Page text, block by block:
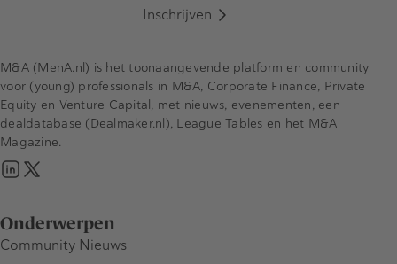
Inschrijven
Onderwerpen
Community Nieuws
M&A (MenA.nl) is het toonaangevende platform en community
voor (young) professionals in M&A, Corporate Finance, Private
Equity en Venture Capital, met nieuws, evenementen, een
dealdatabase (Dealmaker.nl), League Tables en het M&A
Magazine.